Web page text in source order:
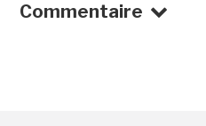
Commentaire